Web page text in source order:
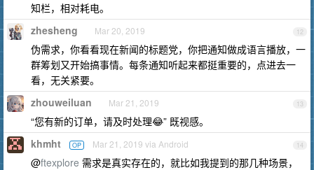
知栏，相对耗电。
12
zhesheng Mar 20, 2019
伪需求，你看看现在新闻的标题党，你把通知做成语言播放，一
群筹划又开始搞事情。每条通知听起来都挺重要的，点进去一
看，无关紧要。
13
zhouweiluan Mar 21, 2019
“您有新的订单，请及时处理😂” 既视感。
14
khmht OP Mar 21, 2019 via Android
@ftexplore 需求是真实存在的，就比如我提到的那几种场景，